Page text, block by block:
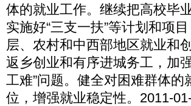
体的就业工作。继续把高校毕
实施好“三支一扶”等计划和项
层、农村和中西部地区就业和
返乡创业和有序进城务工，加
工难”问题。健全对困难群体
位，增强就业稳定性。2011-